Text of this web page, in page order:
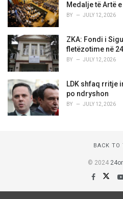
Medalje të Artë
BY JULY 12, 2026
ZKA: Fondi i
fletëzotime në
BY JULY 12, 2026
LDK shfaq rritje
po ndryshon
BY JULY 12, 2026
BACK TO
© 2024